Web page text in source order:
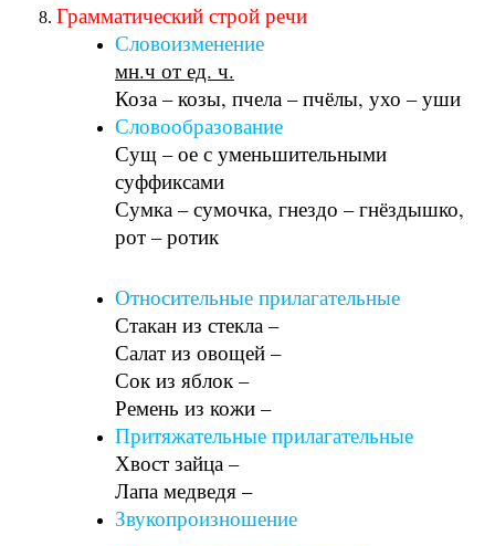
Грамматический строй речи
Словоизменение
мн.ч от ед. ч.
Коза – козы, пчела – пчёлы, ухо – уши
Словообразование
Сущ – ое с уменьшительными
суффиксами
Сумка – сумочка, гнездо – гнёздышко,
рот – ротик
Относительные прилагательные
Стакан из стекла –
Салат из овощей –
Сок из яблок –
Ремень из кожи –
Притяжательные прилагательные
Хвост зайца –
Лапа медведя –
Звукопроизношение